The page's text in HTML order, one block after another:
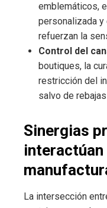
emblemáticos,
personalizada
refuerzan la
Control del
boutiques, la
restricción del
salvo de
Sinergias
interactúan
La intersección